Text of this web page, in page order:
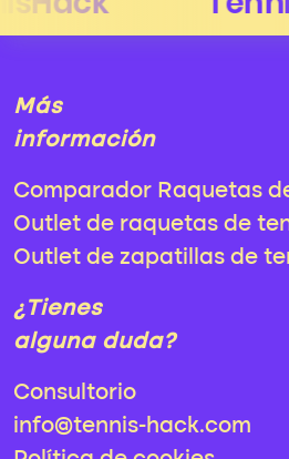
Más
información
Comparador Raquetas
Outlet de raquetas de
Outlet de zapatillas de
¿Tienes
alguna duda?
Consultorio
info@tennis-hack.com